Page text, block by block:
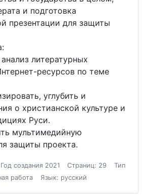
и подготовка
презентации для защиты
литературных
ресурсов по теме
углубить и
о христианской культуре и
Руси.
мультимедийную
защиты проекта.
Год создания 2021 Страниц: 29
Тип
работа
Язык: русский